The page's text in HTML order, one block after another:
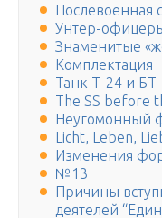
Послевоенная
Унтер-
Знаменитые
Комплектация
Танк Т-24 и БТ
The SS before
Неугомонный
Licht, Leben,
Изменения
№13
Причины
деятелей